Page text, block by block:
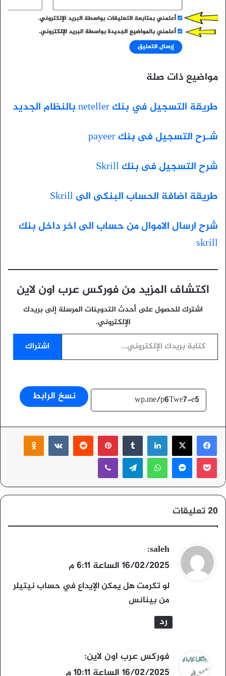
مواضيع ذات صلة
طريقة التسجيل في بنك neteller بالنظام الجديد
شـرح التسجيل فى بنك payeer
شرح التسجيل فى بنك Skrill
طريقة اضافة الحساب البنكى الى Skrill
شرح ارسال الاموال من حساب الى اخر داخل بنك
skrill
اكتشاف المزيد من فوركس عرب اون لاين
اشترك للحصول على أحدث التدوينات المرسلة إلى بريدك
الإلكتروني.
كتابة بريدك الإلكتروني...
اشتراك
نسخ الرابط
فيسبوك
‫X لينكدإن بينتيريست
‫Pocketماسنجرواتسابتيلقرامڤايبر
‫20 تعليقات
ي
ق
و
ل
saleh
:
16/02/2025 الساعة 6:11 م
لو تكرمت هل يمكن الإيداع في حساب نيتيلر
من بينانس
رد
ي
فوركس عرب اون لاين: